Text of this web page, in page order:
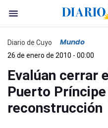
Diario de Cuyo Mundo
26 de enero de 2010 - 00:00
Evalúan cerrar
Puerto
reconstrucción